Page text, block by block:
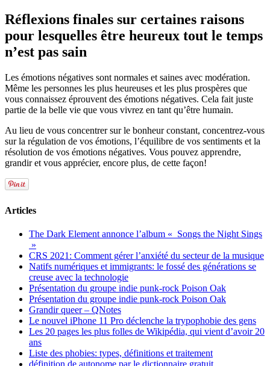
Réflexions finales sur certaines raisons
pour lesquelles être heureux tout le temps
n’est pas sain
Les émotions négatives sont normales et saines avec modération.
Même les personnes les plus heureuses et les plus prospères que
vous connaissez éprouvent des émotions négatives. Cela fait juste
partie de la belle vie que vous vivrez en tant qu’être humain.
Au lieu de vous concentrer sur le bonheur constant, concentrez-vous
sur la régulation de vos émotions, l’équilibre de vos sentiments et la
résolution de vos émotions négatives. Vous pouvez apprendre,
grandir et vous apprécier, encore plus, de cette façon!
Articles
The Dark Element annonce l’album « Songs the Night Sings
»
CRS 2021: Comment gérer l’anxiété du secteur de la musique
Natifs numériques et immigrants: le fossé des générations se
creuse avec la technologie
Présentation du groupe indie punk-rock Poison Oak
Présentation du groupe indie punk-rock Poison Oak
Grandir queer – QNotes
Le nouvel iPhone 11 Pro déclenche la trypophobie des gens
Les 20 pages les plus folles de Wikipédia, qui vient d’avoir 20
ans
Liste des phobies: types, définitions et traitement